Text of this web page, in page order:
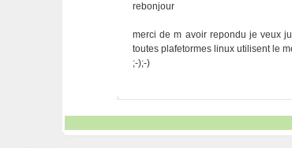
rebonjour
merci de m avoir repondu je veux
toutes plafetormes linux utilisent le
;-);-)